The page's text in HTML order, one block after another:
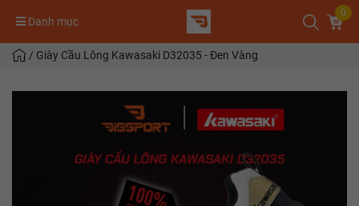
Danh mục
0
/ Giày Cầu Lông Kawasaki D32035 - Đen Vàng